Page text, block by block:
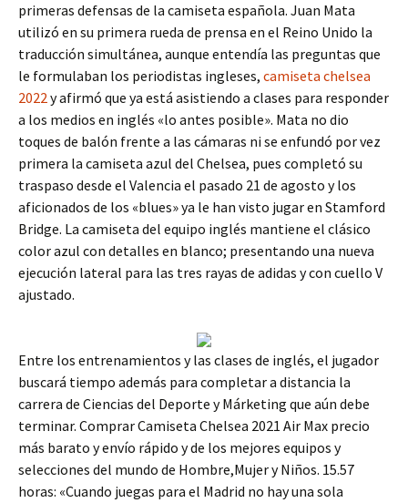
primeras defensas de la camiseta española. Juan Mata
utilizó en su primera rueda de prensa en el Reino Unido la
traducción simultánea, aunque entendía las preguntas que
le formulaban los periodistas ingleses, camiseta chelsea
2022y afirmó que ya está asistiendo a clases para responder
a los medios en inglés «lo antes posible». Mata no dio
toques de balón frente a las cámaras ni se enfundó por vez
primera la camiseta azul del Chelsea, pues completó su
traspaso desde el Valencia el pasado 21 de agosto y los
aficionados de los «blues» ya le han visto jugar en Stamford
Bridge. La camiseta del equipo inglés mantiene el clásico
color azul con detalles en blanco; presentando una nueva
ejecución lateral para las tres rayas de adidas y con cuello V
ajustado.
Entre los entrenamientos y las clases de inglés, el jugador
buscará tiempo además para completar a distancia la
carrera de Ciencias del Deporte y Márketing que aún debe
terminar. Comprar Camiseta Chelsea 2021 Air Max precio
más barato y envío rápido y de los mejores equipos y
selecciones del mundo de Hombre,Mujer y Niños. 15.57
horas: «Cuando juegas para el Madrid no hay una sola